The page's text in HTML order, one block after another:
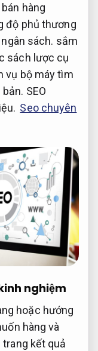
hàng
độ phủ thương
sách. sắm
sách lược cụ
vụ bộ máy tìm
SEO
Seo chuyên
nghiệm
hoặc hướng
hàng và
kết quả